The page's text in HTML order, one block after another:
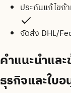
ประกันแก้ไขถ้
จัดส่ง DHL/
คำแนะนำแล
ธุรกิจและใบ